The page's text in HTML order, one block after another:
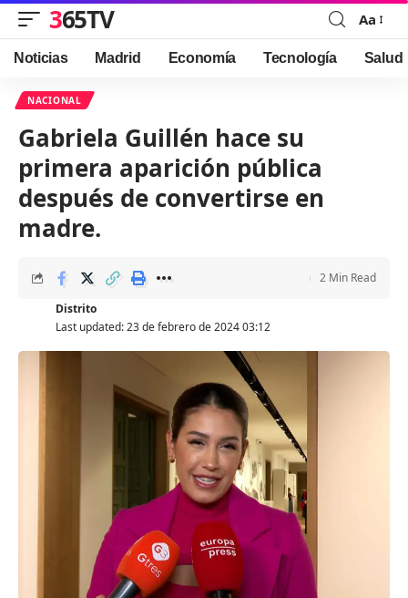
365TV
Font
Resizer
Aa
Noticias Madrid Economía Tecnología Salud
NACIONAL
Gabriela Guillén hace su
primera aparición pública
después de convertirse en
madre.
Last updated: 23 de febrero de 2024 03:12
Distrito
2 Min Read